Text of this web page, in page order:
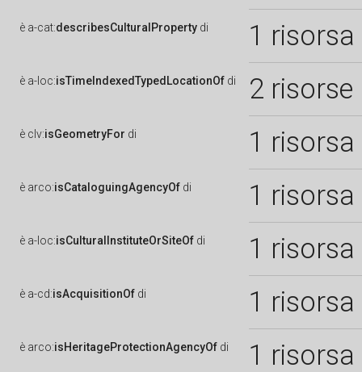
è a-cat:describesCulturalProperty di 1 risorsa
è a-loc:isTimeIndexedTypedLocationOf di 2 risorse
è clv:isGeometryFor di 1 risorsa
è arco:isCataloguingAgencyOf di 1 risorsa
è a-loc:isCulturalInstituteOrSiteOf di 1 risorsa
è a-cd:isAcquisitionOf di 1 risorsa
è arco:isHeritageProtectionAgencyOf di 1 risorsa